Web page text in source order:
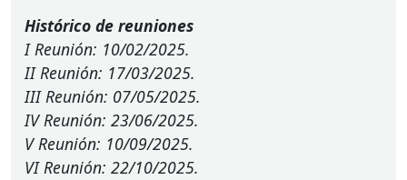
Histórico de reuniones
I Reunión: 10/02/2025.
II Reunión: 17/03/2025.
IIIReunión: 07/05/2025.
IV Reunión: 23/06/2025.
V Reunión: 10/09/2025.
VI Reunión: 22/10/2025.